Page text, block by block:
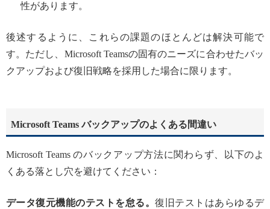
性があります。
後述するように、これらの課題のほとんどは解決可能で
す。ただし、Microsoft Teamsの固有のニーズに合わせたバッ
クアップおよび復旧戦略を採用した場合に限ります。
Microsoft Teams バックアップのよくある間違い
Microsoft Teams のバックアップ方法に関わらず、以下のよ
くある落とし穴を避けてください：
データ復元機能のテストを怠る。復旧テストはあらゆるデ